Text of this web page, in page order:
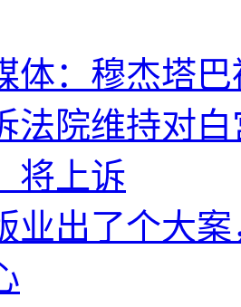
体：穆杰塔
法院维持对
将上诉
业出了个大